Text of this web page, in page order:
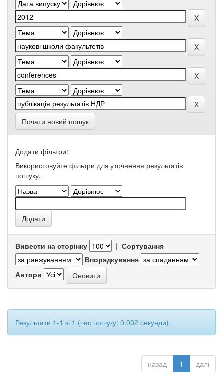
Почати новий пошук
Додати фільтри:
Використовуйте фільтри для уточнення результатів
пошуку.
Вивести на сторінку | Сортування
Впорядкування
Автори
Результати 1-1 зі 1 (час пошуку: 0.002 секунди).
назад 1 далі